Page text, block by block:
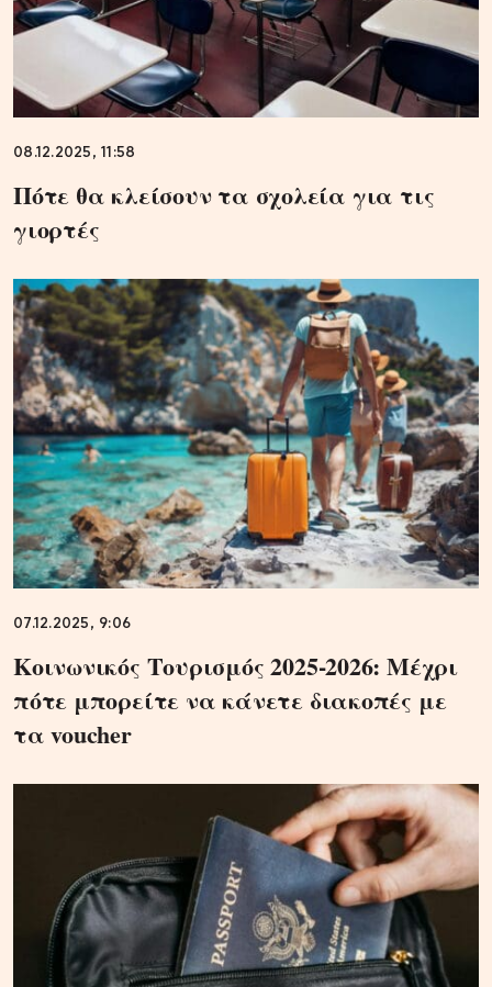
08.12.2025, 11:58
Πότε θα κλείσουν τα σχολεία για τις
γιορτές
07.12.2025, 9:06
Κοινωνικός Τουρισμός 2025-2026: Μέχρι
πότε μπορείτε να κάνετε διακοπές με
τα voucher